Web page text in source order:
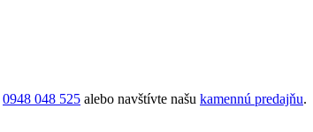
0948 048 525 alebo navštívte našu kamennú predajňu.